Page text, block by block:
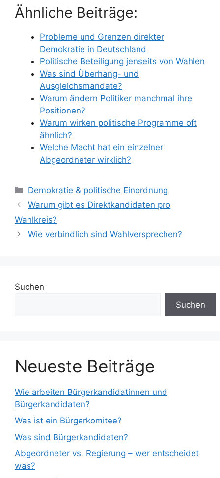
Ähnliche Beiträge:
Probleme und Grenzen direkter
Demokratie in Deutschland
Politische Beteiligung jenseits von Wahlen
Was sind Überhang- und
Ausgleichsmandate?
Warum ändern Politiker manchmal ihre
Positionen?
Warum wirken politische Programme oft
ähnlich?
Welche Macht hat ein einzelner
Abgeordneter wirklich?
Kategorien
Demokratie & politische Einordnung
Warum gibt es Direktkandidaten pro
Wahlkreis?
Wie verbindlich sind Wahlversprechen?
Suchen
Suchen
Neueste Beiträge
Wie arbeiten Bürgerkandidatinnen und
Bürgerkandidaten?
Was ist ein Bürgerkomitee?
Was sind Bürgerkandidaten?
Abgeordneter vs. Regierung – wer entscheidet
was?